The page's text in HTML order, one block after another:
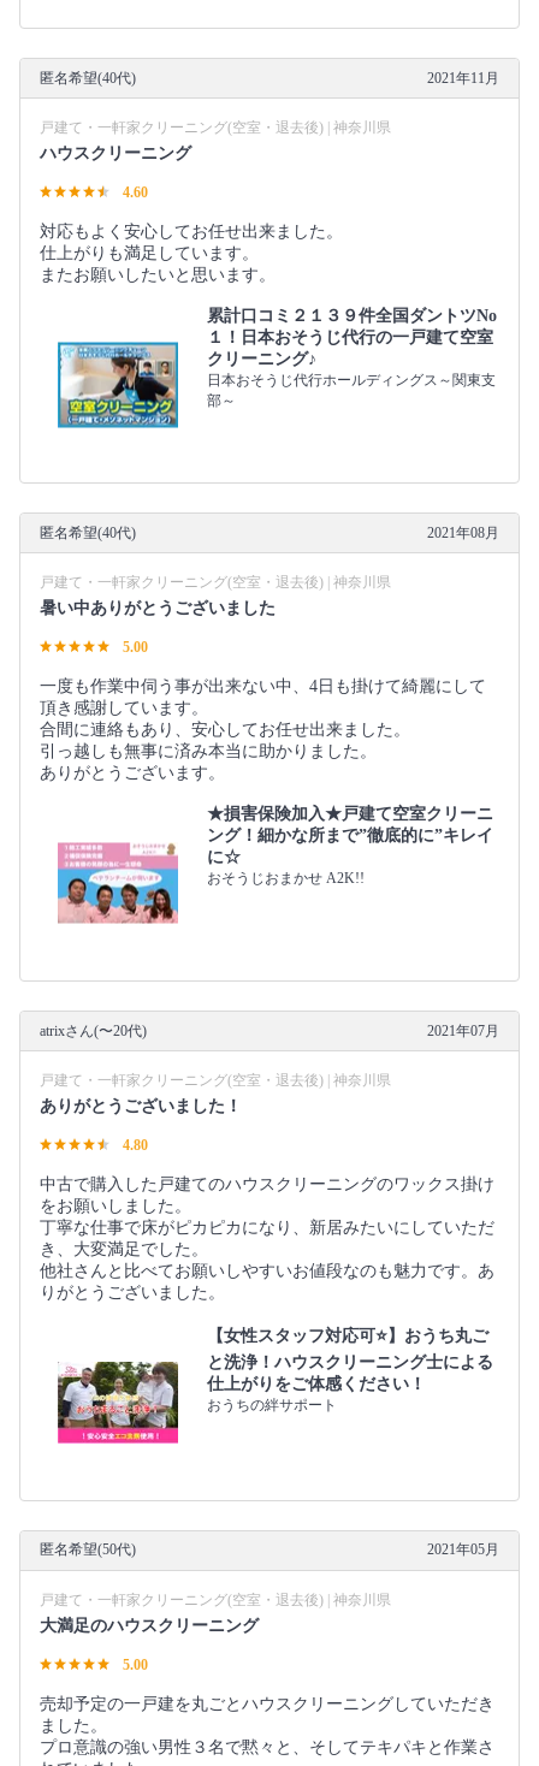
匿名希望(40代) 2021年11月
戸建て・一軒家クリーニング(空室・退去後) | 神奈川県
ハウスクリーニング
4.60
対応もよく安心してお任せ出来ました。
仕上がりも満足しています。
またお願いしたいと思います。
累計口コミ２１３９件全国ダントツNo
１！日本おそうじ代行の一戸建て空室
クリーニング♪
日本おそうじ代行ホールディングス～関東支
部～
匿名希望(40代) 2021年08月
戸建て・一軒家クリーニング(空室・退去後) | 神奈川県
暑い中ありがとうございました
5.00
一度も作業中伺う事が出来ない中、4日も掛けて綺麗にして
頂き感謝しています。
合間に連絡もあり、安心してお任せ出来ました。
引っ越しも無事に済み本当に助かりました。
ありがとうございます。
★損害保険加入★戸建て空室クリーニ
ング！細かな所まで”徹底的に”キレイ
に☆
おそうじおまかせ A2K!!
atrixさん(〜20代) 2021年07月
戸建て・一軒家クリーニング(空室・退去後) | 神奈川県
ありがとうございました！
4.80
中古で購入した戸建てのハウスクリーニングのワックス掛け
をお願いしました。
丁寧な仕事で床がピカピカになり、新居みたいにしていただ
き、大変満足でした。
他社さんと比べてお願いしやすいお値段なのも魅力です。あ
りがとうございました。
【女性スタッフ対応可⭐️】おうち丸ご
と洗浄！ハウスクリーニング士による
仕上がりをご体感ください！
おうちの絆サポート
匿名希望(50代) 2021年05月
戸建て・一軒家クリーニング(空室・退去後) | 神奈川県
大満足のハウスクリーニング
5.00
売却予定の一戸建を丸ごとハウスクリーニングしていただき
ました。
プロ意識の強い男性３名で黙々と、そしてテキパキと作業さ